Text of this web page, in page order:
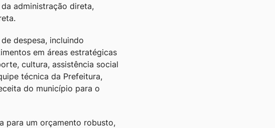
administração direta,
despesa, incluindo
em áreas estratégicas
cultura, assistência social
técnica da Prefeitura,
do município para o
para um orçamento robusto,